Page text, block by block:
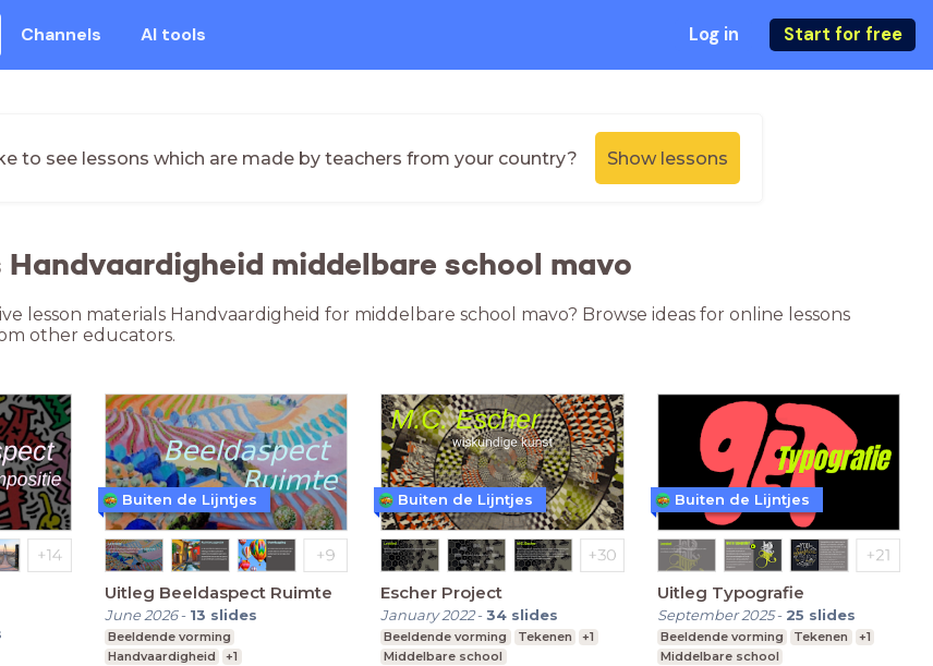
Channels AI tools Log in Start for free
to see lessons which are made by teachers from your country? Show lessons
Handvaardigheid middelbare school mavo
lesson materials Handvaardigheid for middelbare school mavo? Browse ideas for online lessons
other educators.
Uitleg Beeldaspect Ruimte
June 2026- 13 slides
Beeldende vorming
Handvaardigheid
+1
Buiten de Lijntjes
Escher Project
January 2022-34 slides
Beeldende vorming Tekenen
+1
Middelbare school
Buiten de Lijntjes
Uitleg Typografie
September 2025- 25 slides
Beeldende vorming Tekenen
+1
Middelbare school
Buiten de Lijntjes